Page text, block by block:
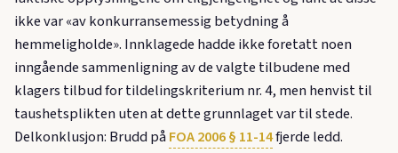
ikke var «av konkurransemessig betydning å
hemmeligholde». Innklagede hadde ikke foretatt noen
inngående sammenligning av de valgte tilbudene med
klagers tilbud for tildelingskriterium nr. 4, men henvist til
taushetsplikten uten at dette grunnlaget var til stede.
Delkonklusjon: Brudd påFOA 2006 § 11-14fjerde ledd.